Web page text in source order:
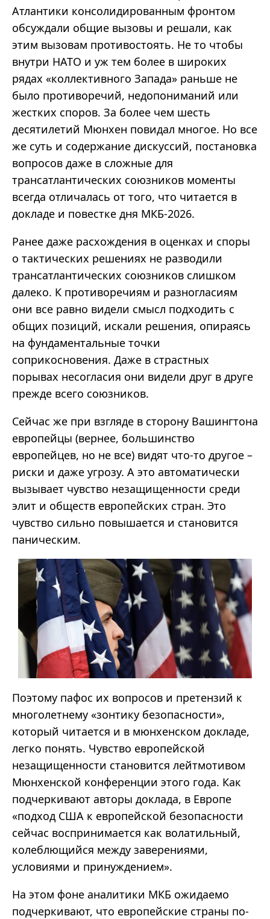
Атлантики консолидированным фронтом
обсуждали общие вызовы и решали, как
этим вызовам противостоять. Не то чтобы
внутри НАТО и уж тем более в широких
рядах «коллективного Запада» раньше не
было противоречий, недопониманий или
жестких споров. За более чем шесть
десятилетий Мюнхен повидал многое. Но все
же суть и содержание дискуссий, постановка
вопросов даже в сложные для
трансатлантических союзников моменты
всегда отличалась от того, что читается в
докладе и повестке дня МКБ-2026.
Ранее даже расхождения в оценках и споры
о тактических решениях не разводили
трансатлантических союзников слишком
далеко. К противоречиям и разногласиям
они все равно видели смысл подходить с
общих позиций, искали решения, опираясь
на фундаментальные точки
соприкосновения. Даже в страстных
порывах несогласия они видели друг в друге
прежде всего союзников.
Сейчас же при взгляде в сторону Вашингтона
европейцы (вернее, большинство
европейцев, но не все) видят что-то другое –
риски и даже угрозу. А это автоматически
вызывает чувство незащищенности среди
элит и обществ европейских стран. Это
чувство сильно повышается и становится
паническим.
Поэтому пафос их вопросов и претензий к
многолетнему «зонтику безопасности»,
который читается и в мюнхенском докладе,
легко понять. Чувство европейской
незащищенности становится лейтмотивом
Мюнхенской конференции этого года. Как
подчеркивают авторы доклада, в Европе
«подход США к европейской безопасности
сейчас воспринимается как волатильный,
колеблющийся между заверениями,
условиями и принуждением».
На этом фоне аналитики МКБ ожидаемо
подчеркивают, что европейские страны по-